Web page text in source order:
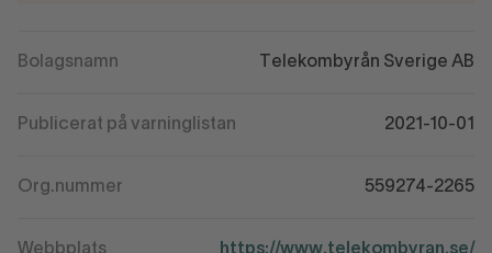
Bolagsnamn Telekombyrån Sverige AB
Publicerat på varninglistan 2021-10-01
Org.nummer 559274-2265
Webbplats https://www.telekombyran.se/